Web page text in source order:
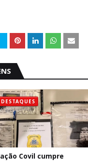
DESTAQUES
Covil cumpre